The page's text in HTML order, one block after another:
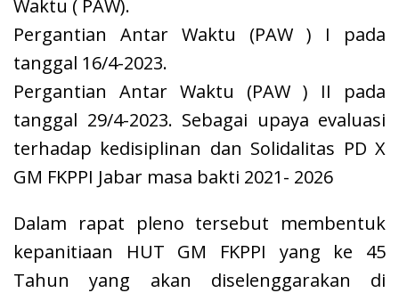
Waktu ( PAW).
Pergantian Antar Waktu (PAW ) I pada
tanggal 16/4-2023.
Pergantian Antar Waktu (PAW ) II pada
tanggal 29/4-2023. Sebagai upaya evaluasi
terhadap kedisiplinan dan Solidalitas PD X
GM FKPPI Jabar masa bakti 2021- 2026
Dalam rapat pleno tersebut membentuk
kepanitiaan HUT GM FKPPI yang ke 45
Tahun yang akan diselenggarakan di